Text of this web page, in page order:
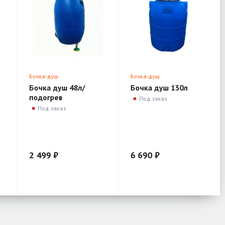
Бочка-душ
Бочка душ 48л/
подогрев
Под заказ
2 499 ₽
Бочка-душ
Бочка душ 130л
Под заказ
6 690 ₽